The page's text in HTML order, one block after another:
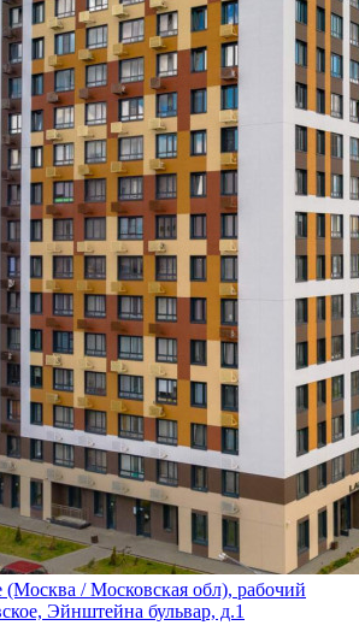
(Москва / Московская обл), рабочий
Эйнштейна бульвар, д.1